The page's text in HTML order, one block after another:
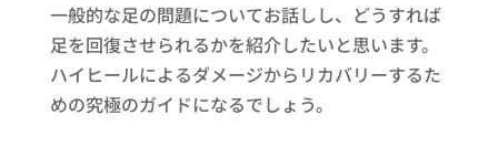
一般的な足の問題についてお話しし、どうすれば
足を回復させられるかを紹介したいと思います。
ハイヒールによるダメージからリカバリーするた
めの究極のガイドになるでしょう。